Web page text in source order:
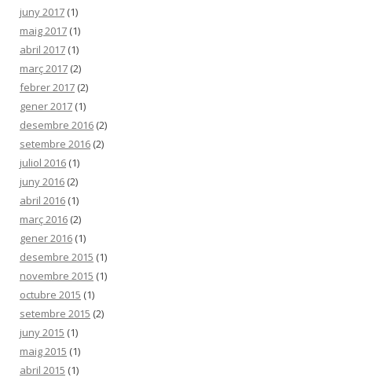
juny 2017 (1)
maig 2017 (1)
abril 2017 (1)
març 2017 (2)
febrer 2017 (2)
gener 2017 (1)
desembre 2016 (2)
setembre 2016 (2)
juliol 2016 (1)
juny 2016 (2)
abril 2016 (1)
març 2016 (2)
gener 2016 (1)
desembre 2015 (1)
novembre 2015 (1)
octubre 2015 (1)
setembre 2015 (2)
juny 2015 (1)
maig 2015 (1)
abril 2015 (1)